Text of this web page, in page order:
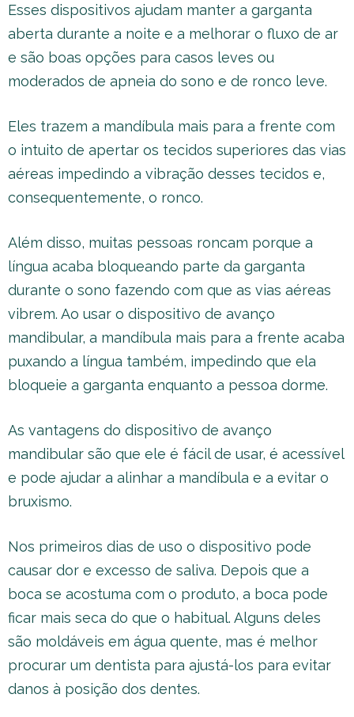
Esses dispositivos ajudam manter a garganta
aberta durante a noite e a melhorar o fluxo de ar
e são boas opções para casos leves ou
moderados de apneia do sono e de ronco leve.
Eles trazem a mandíbula mais para a frente com
o intuito de apertar os tecidos superiores das vias
aéreas impedindo a vibração desses tecidos e,
consequentemente, o ronco.
Além disso, muitas pessoas roncam porque a
língua acaba bloqueando parte da garganta
durante o sono fazendo com que as vias aéreas
vibrem. Ao usar o dispositivo de avanço
mandibular, a mandíbula mais para a frente acaba
puxando a língua também, impedindo que ela
bloqueie a garganta enquanto a pessoa dorme.
As vantagens do dispositivo de avanço
mandibular são que ele é fácil de usar, é acessível
e pode ajudar a alinhar a mandíbula e a evitar o
bruxismo.
Nos primeiros dias de uso o dispositivo pode
causar dor e excesso de saliva. Depois que a
boca se acostuma com o produto, a boca pode
ficar mais seca do que o habitual. Alguns deles
são moldáveis em água quente, mas é melhor
procurar um dentista para ajustá-los para evitar
danos à posição dos dentes.